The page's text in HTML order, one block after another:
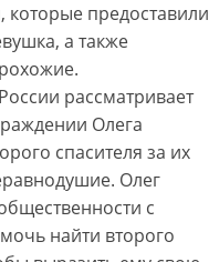
которые предоставили
а также
рассматривает
Олега
спасителя за их
Олег
с
найти второго